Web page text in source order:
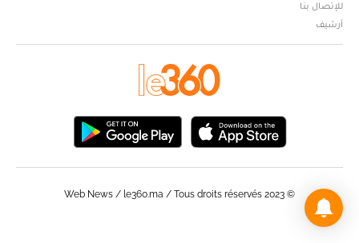
للإتصال بنا
أرشيف
© Web News / le360.ma / Tous droits réservés 2023